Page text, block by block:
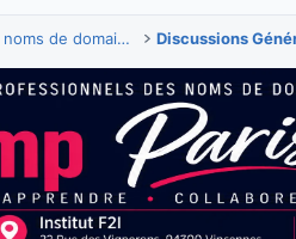
Discussions & actualités des noms de domaine